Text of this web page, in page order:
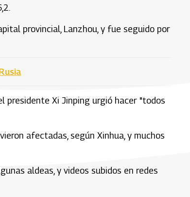
provincial, Lanzhou, y fue seguido por
presidente Xi Jinping urgió hacer "todos
afectadas, según Xinhua, y muchos
aldeas, y videos subidos en redes